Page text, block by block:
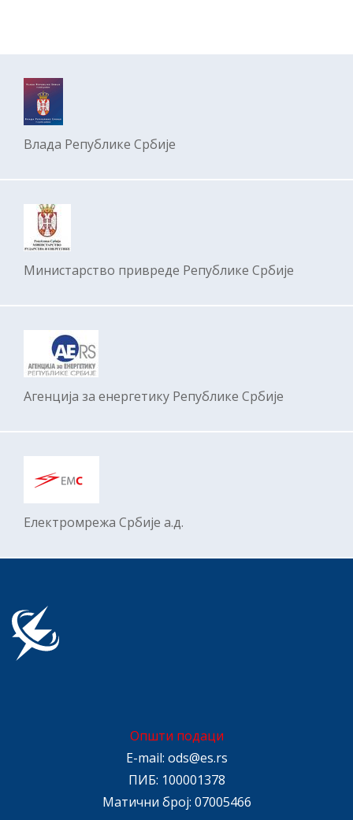
Влада Републике Србије
Министарство привреде Републике Србије
Агенција за енергетику Републике Србије
Електромрежa Србије а.д.
Општи подаци
E-mail: ods@es.rs
ПИБ: 100001378
Матични број: 07005466